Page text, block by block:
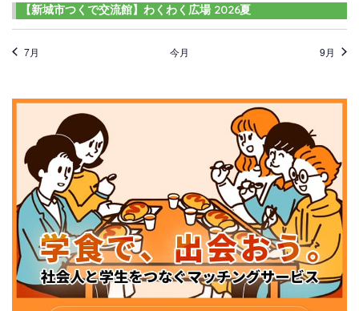
【新城市つくで交流館】わくわく広場 2026夏
7月 今月 9月